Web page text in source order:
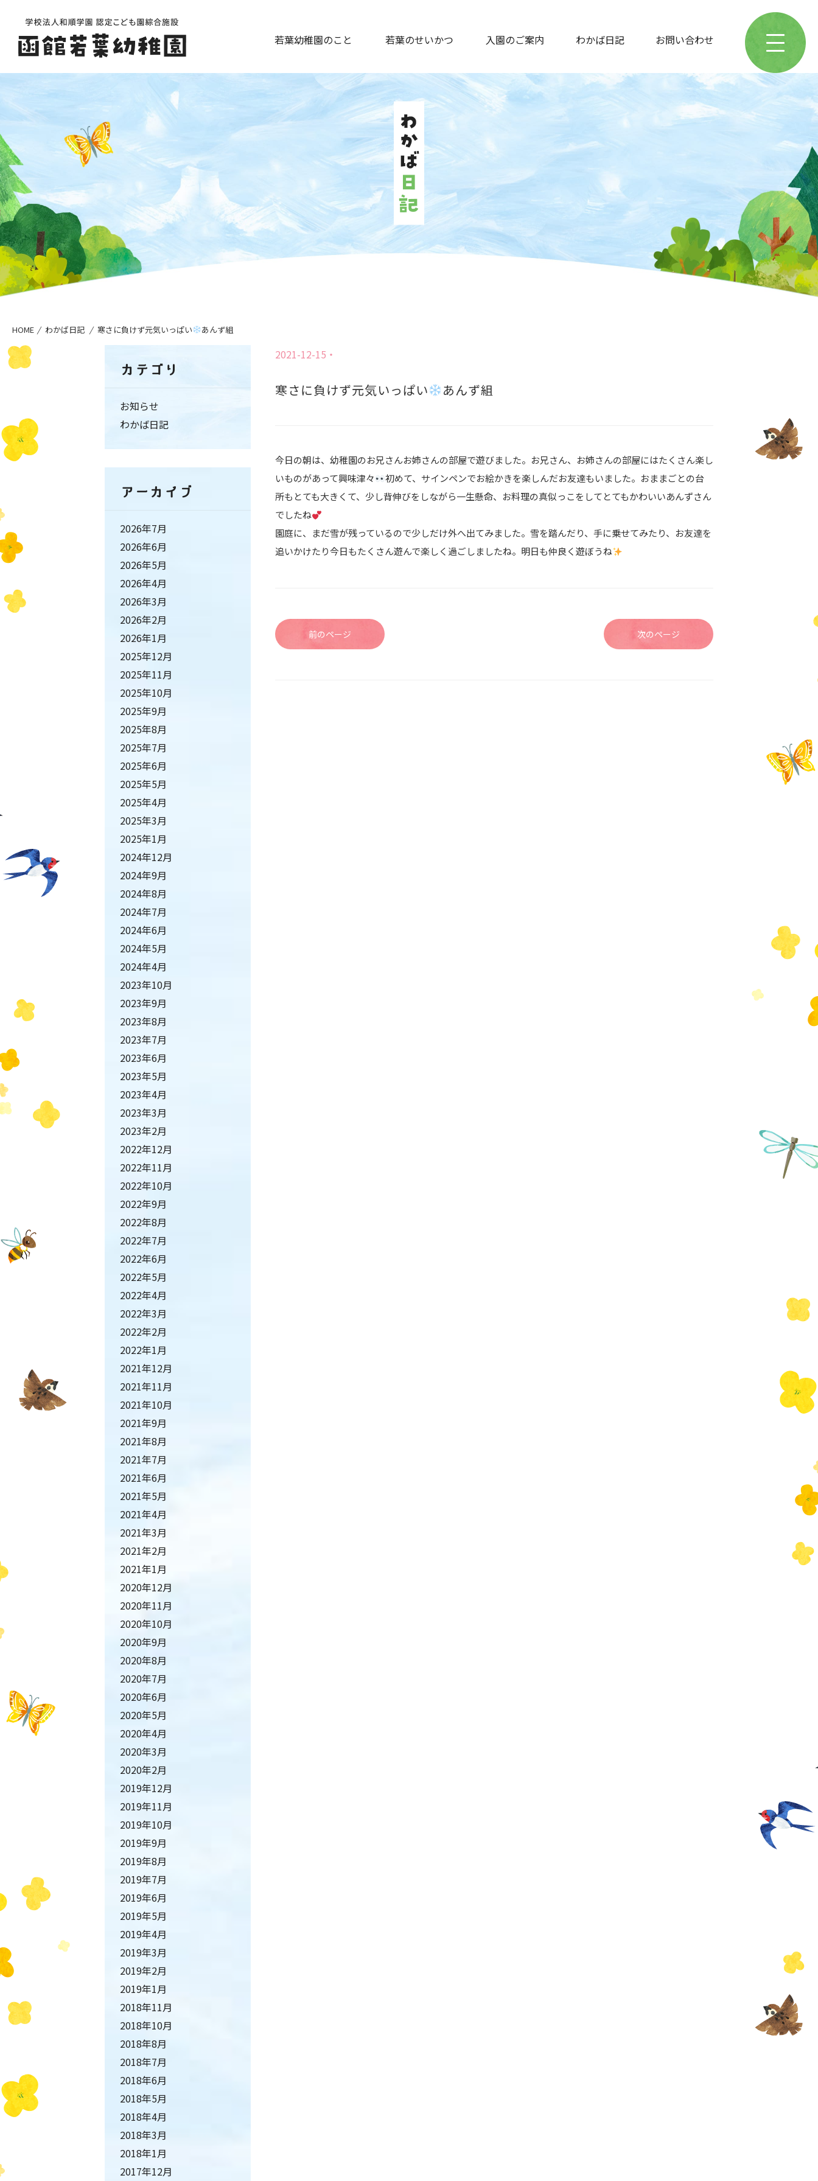
若葉幼稚園のこと 若葉のせいかつ 入園のご案内 わかば日記 お問い合わせ
HOME わかば日記 寒さに負けず元気いっぱい あんず組
2021-12-15
寒さに負けず元気いっぱい あんず組
今日の朝は、幼稚園のお兄さんお姉さんの部屋で遊びました。お兄さん、お姉さんの部屋にはたくさん楽し
いものがあって興味津々
初めて、サインペンでお絵かきを楽しんだお友達もいました。おままごとの台
所もとても大きくて、少し背伸びをしながら一生懸命、お料理の真似っこをしてとてもかわいいあんずさん
でしたね
園庭に、まだ雪が残っているので少しだけ外へ出てみました。雪を踏んだり、手に乗せてみたり、お友達を
追いかけたり今日もたくさん遊んで楽しく過ごしましたね。明日も仲良く遊ぼうね
前のページ 次のページ
カテゴリ
お知らせ
わかば日記
アーカイブ
2026年7月
2026年6月
2026年5月
2026年4月
2026年3月
2026年2月
2026年1月
2025年12月
2025年11月
2025年10月
2025年9月
2025年8月
2025年7月
2025年6月
2025年5月
2025年4月
2025年3月
2025年1月
2024年12月
2024年9月
2024年8月
2024年7月
2024年6月
2024年5月
2024年4月
2023年10月
2023年9月
2023年8月
2023年7月
2023年6月
2023年5月
2023年4月
2023年3月
2023年2月
2022年12月
2022年11月
2022年10月
2022年9月
2022年8月
2022年7月
2022年6月
2022年5月
2022年4月
2022年3月
2022年2月
2022年1月
2021年12月
2021年11月
2021年10月
2021年9月
2021年8月
2021年7月
2021年6月
2021年5月
2021年4月
2021年3月
2021年2月
2021年1月
2020年12月
2020年11月
2020年10月
2020年9月
2020年8月
2020年7月
2020年6月
2020年5月
2020年4月
2020年3月
2020年2月
2019年12月
2019年11月
2019年10月
2019年9月
2019年8月
2019年7月
2019年6月
2019年5月
2019年4月
2019年3月
2019年2月
2019年1月
2018年11月
2018年10月
2018年8月
2018年7月
2018年6月
2018年5月
2018年4月
2018年3月
2018年1月
2017年12月